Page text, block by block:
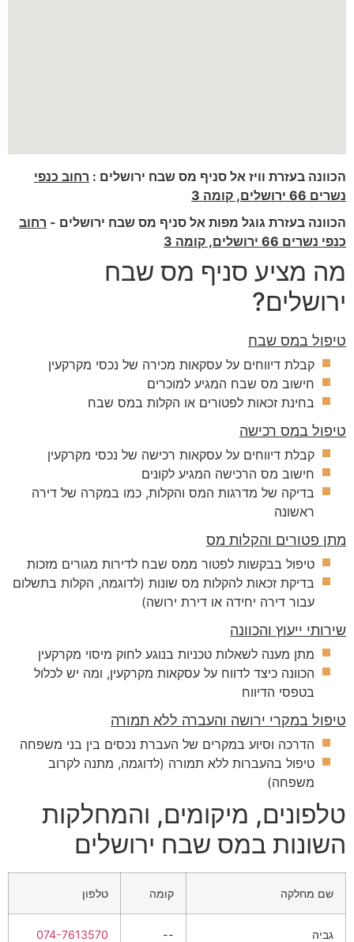
הכוונה בעזרת וויז אל סניף מס שבח ירושלים : רחוב כנפי
נשרים 66 ירושלים, קומה 3
הכוונה בעזרת גוגל מפות אל סניף מס שבח ירושלים - רחוב
כנפי נשרים 66 ירושלים, קומה 3
מה מציע סניף מס שבח
ירושלים?
טיפול במס שבח
קבלת דיווחים על עסקאות מכירה של נכסי מקרקעין
חישוב מס שבח המגיע למוכרים
בחינת זכאות לפטורים או הקלות במס שבח
טיפול במס רכישה
קבלת דיווחים על עסקאות רכישה של נכסי מקרקעין
חישוב מס הרכישה המגיע לקונים
בדיקה של מדרגות המס והקלות, כמו במקרה של דירה
ראשונה
מתן פטורים והקלות מס
טיפול בבקשות לפטור ממס שבח לדירות מגורים מזכות
בדיקת זכאות להקלות מס שונות (לדוגמה, הקלות בתשלום
עבור דירה יחידה או דירת ירושה)
שירותי ייעוץ והכוונה
מתן מענה לשאלות טכניות בנוגע לחוק מיסוי מקרקעין
הכוונה כיצד לדווח על עסקאות מקרקעין, ומה יש לכלול
בטפסי הדיווח
טיפול במקרי ירושה והעברה ללא תמורה
הדרכה וסיוע במקרים של העברת נכסים בין בני משפחה
טיפול בהעברות ללא תמורה (לדוגמה, מתנה לקרוב
משפחה)
טלפונים, מיקומים, והמחלקות
השונות במס שבח ירושלים
שם מחלקה קומה טלפון
גביה --
074-7613570